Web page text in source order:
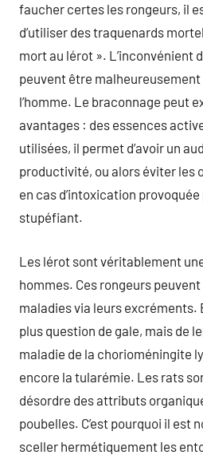
faucher certes les rongeurs, il
d’utiliser des traquenards
mort au lérot ». L’inconvénient
peuvent être
l’homme. Le braconnage peut
avantages : des essences
utilisées, il permet d’avoir un
productivité, ou alors éviter les
en cas d’intoxication
stupéfiant.
Les lérot sont véritablement
hommes. Ces rongeurs
maladies via leurs excréments.
plus question de gale, mais de
maladie de la chorioméningite
encore la tularémie. Les rats
désordre des attributs
poubelles. C’est pourquoi il est
sceller hermétiquement les